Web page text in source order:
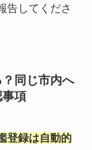
告してくださ
同じ市内へ
項
登録は自動的